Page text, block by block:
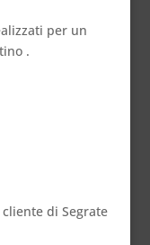
per un
.
di Segrate